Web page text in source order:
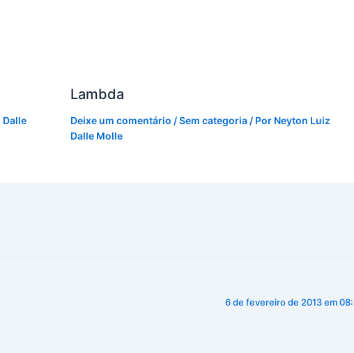
Dalle
Lambda
Deixe um comentário /Sem categoria/ Por Neyton Luiz
Dalle Molle
6 de fevereiro de 2013 em